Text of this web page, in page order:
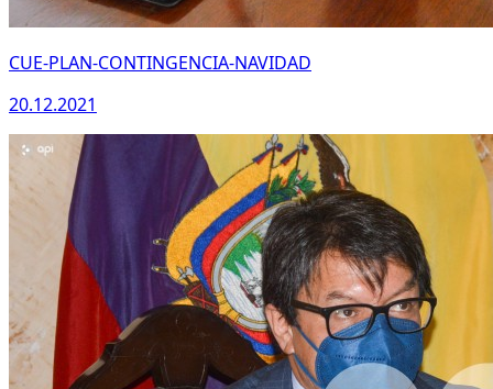
CUE-PLAN-CONTINGENCIA-NAVIDAD
20.12.2021